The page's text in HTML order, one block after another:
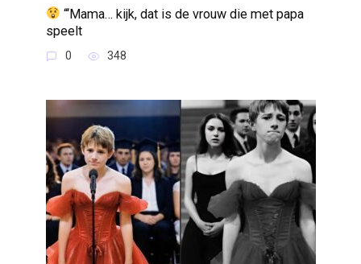
“‘Mama… kijk, dat is de vrouw die met papa
speelt
0 348